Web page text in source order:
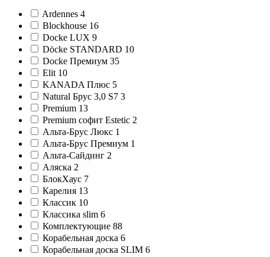
Ardennes 4
Blockhouse 16
Docke LUX 9
Döcke STANDARD 10
Docke Премиум 35
Elit 10
KANADA Плюс 5
Natural Брус 3,0 S7 3
Premium 13
Premium софит Estetic 2
Альта-Брус Люкс 1
Альта-Брус Премиум 1
Альта-Сайдинг 2
Аляска 2
БлокХаус 7
Карелия 13
Классик 10
Классика slim 6
Комплектующие 88
Корабельная доска 6
Корабельная доска SLIM 6